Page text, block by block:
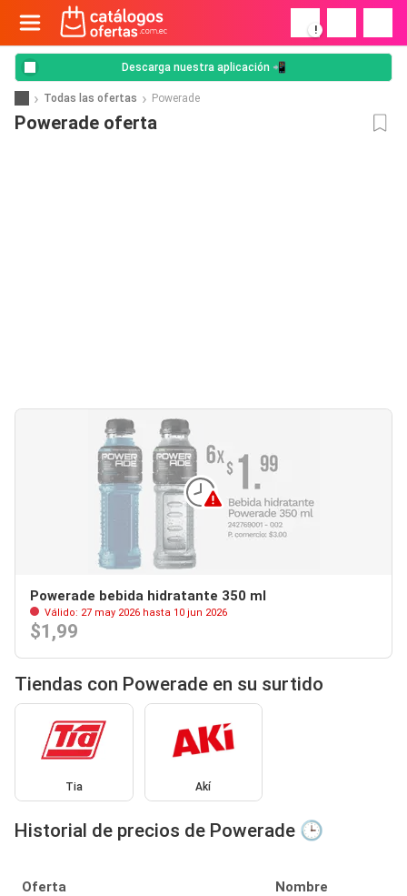
!
Descarga nuestra aplicación 📲
Todas las ofertas Powerade
Powerade oferta
Powerade bebida hidratante 350 ml
Válido: 27 may 2026 hasta 10 jun 2026
$1,99
Tiendas con Powerade en su surtido
Tia Akí
Historial de precios de Powerade 🕒
Oferta Nombre